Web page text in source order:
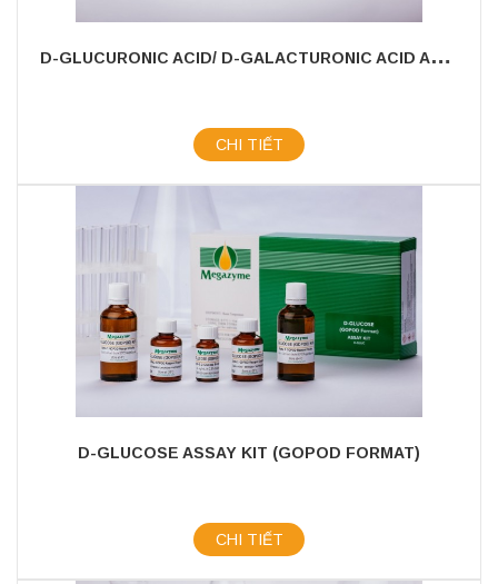
D
-GLUCURONIC ACID/ D-GALACTURONIC ACID ASSAY KIT
CHI TIẾT
D-GLUCOSE ASSAY KIT (GOPOD FORMAT)
CHI TIẾT